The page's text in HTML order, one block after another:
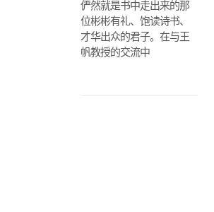
俨然就是书中走出来的那
位彬彬有礼、饱读诗书、
才华出众的君子。在与王
帆教授的交流中